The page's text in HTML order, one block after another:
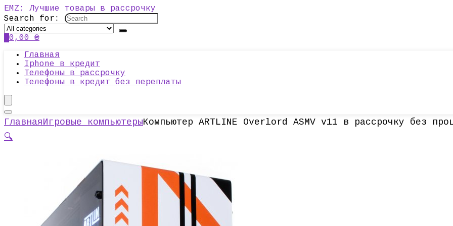
EMZ: Лучшие товары в рассрочку
Search for:
0,00 ₴
Главная
Iphone в кредит
Телефоны в рассрочку
Телефоны в кредит без переплаты
ГлавнаяИгровые компьютерыКомпьютер ARTLINE Overlord ASMV v11 в рассрочку без
🔍